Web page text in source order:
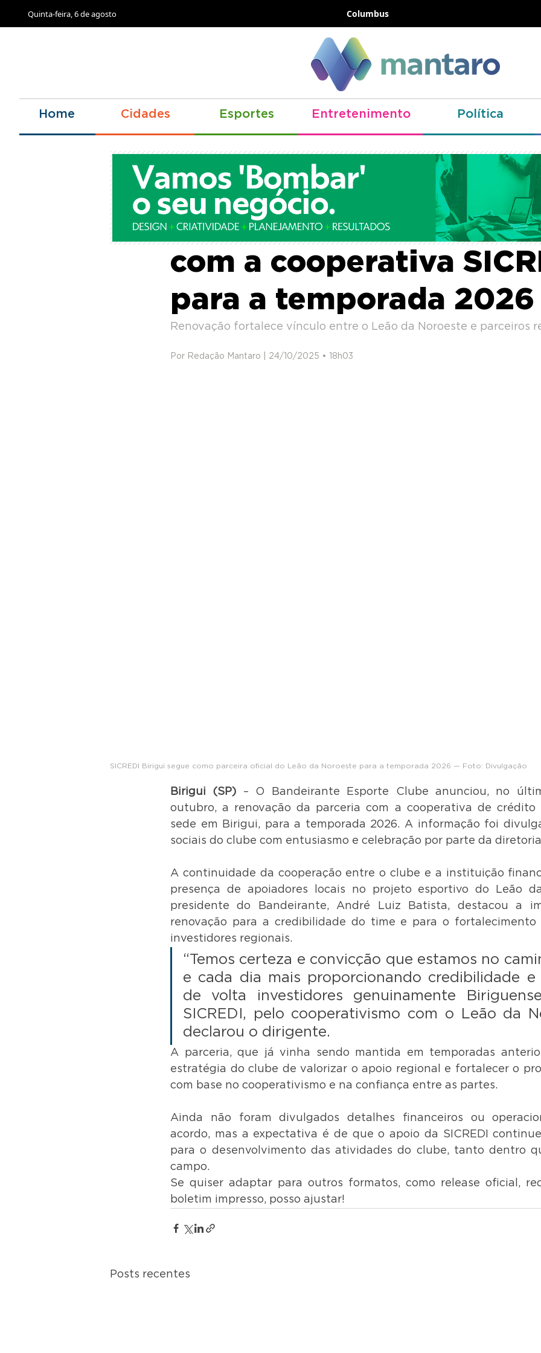
Quinta-feira, 6 de agosto Columbus
Home Cidades Esportes Entretenimento Política
Bandeirante renova
com a cooperativa
para a temporada 2026
Renovação fortalece vínculo entre o Leão da Noroeste e parceiros
Por Redação Mantaro | 24/10/2025 • 18h03
SICREDI Birigui segue como parceira oficial do Leão da Noroeste para a temporada 2026 — Foto: Divulgação
Birigui (SP) – O Bandeirante Esporte Clube anunciou, no
outubro, a renovação da parceria com a cooperativa de crédito
sede em Birigui, para a temporada 2026. A informação foi
sociais do clube com entusiasmo e celebração por parte da
A continuidade da cooperação entre o clube e a instituição
presença de apoiadores locais no projeto esportivo do Leão
presidente do Bandeirante, André Luiz Batista, destacou a
renovação para a credibilidade do time e para o fortalecimento
investidores regionais.
“Temos certeza e convicção que estamos no
e cada dia mais proporcionando credibilidade e
de volta investidores genuinamente
SICREDI, pelo cooperativismo com o Leão da
declarou o dirigente.
A parceria, que já vinha sendo mantida em temporadas
estratégia do clube de valorizar o apoio regional e fortalecer o
com base no cooperativismo e na confiança entre as partes.
Ainda não foram divulgados detalhes financeiros ou
acordo, mas a expectativa é de que o apoio da SICREDI
para o desenvolvimento das atividades do clube, tanto dentro
campo.
Se quiser adaptar para outros formatos, como release oficial,
boletim impresso, posso ajustar!
Posts recentes